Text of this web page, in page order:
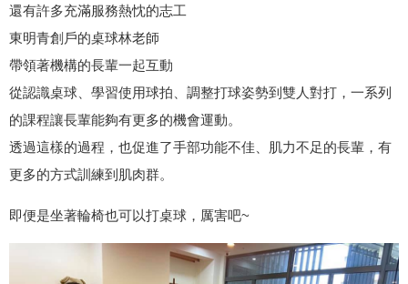
還有許多充滿服務熱忱的志工
東明青創戶的桌球林老師
帶領著機構的長輩一起互動
從認識桌球、學習使用球拍、調整打球姿勢到雙人對打，一系列
的課程讓長輩能夠有更多的機會運動。
透過這樣的過程，也促進了手部功能不佳、肌力不足的長輩，有
更多的方式訓練到肌肉群。
即便是坐著輪椅也可以打桌球，厲害吧~